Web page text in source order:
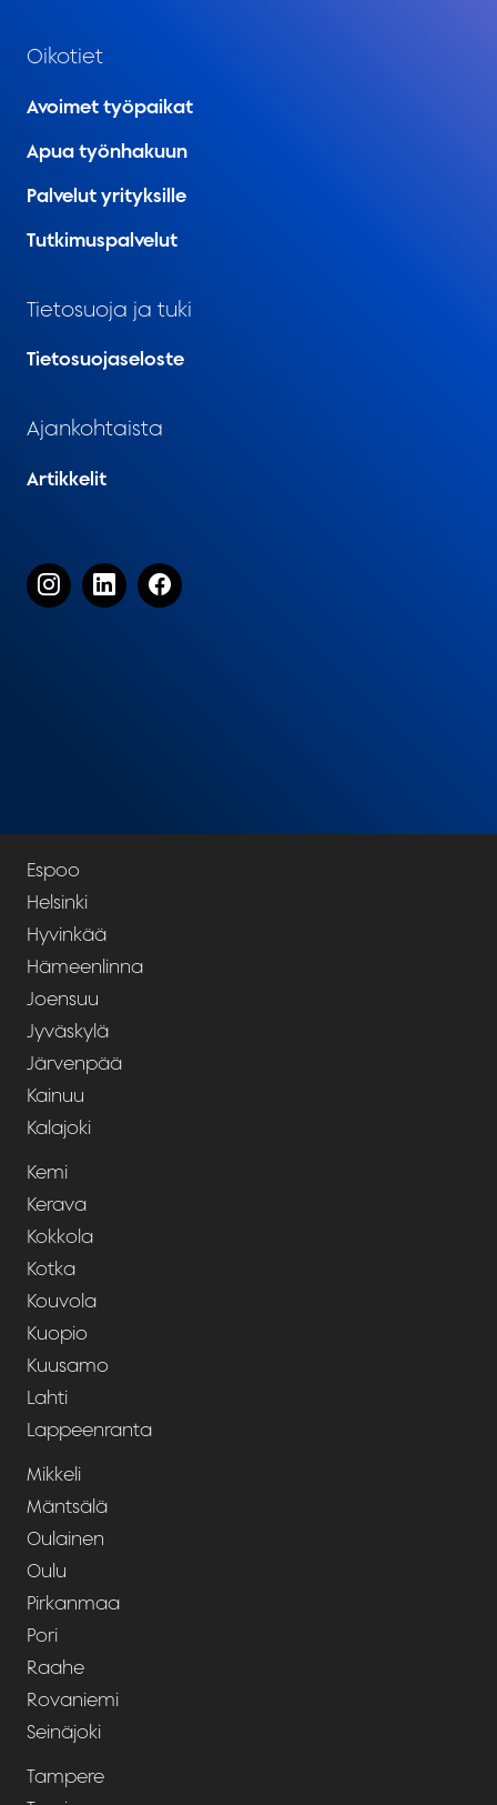
Oikotiet
Avoimet työpaikat
Apua työnhakuun
Palvelut yrityksille
Tutkimuspalvelut
Tietosuoja ja tuki
Tietosuojaseloste
Ajankohtaista
Artikkelit
Espoo
Helsinki
Hyvinkää
Hämeenlinna
Joensuu
Jyväskylä
Järvenpää
Kainuu
Kalajoki
Kemi
Kerava
Kokkola
Kotka
Kouvola
Kuopio
Kuusamo
Lahti
Lappeenranta
Mikkeli
Mäntsälä
Oulainen
Oulu
Pirkanmaa
Pori
Raahe
Rovaniemi
Seinäjoki
Tampere